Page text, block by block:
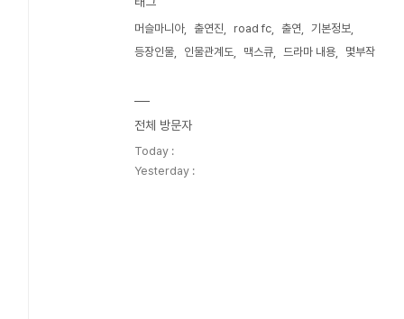
머슬마니아 출연진 road fc 출연
기본정보
등장인물
인물관계도 맥스큐 드라마 내용 몇부작
전체 방문자
Today :
Yesterday :